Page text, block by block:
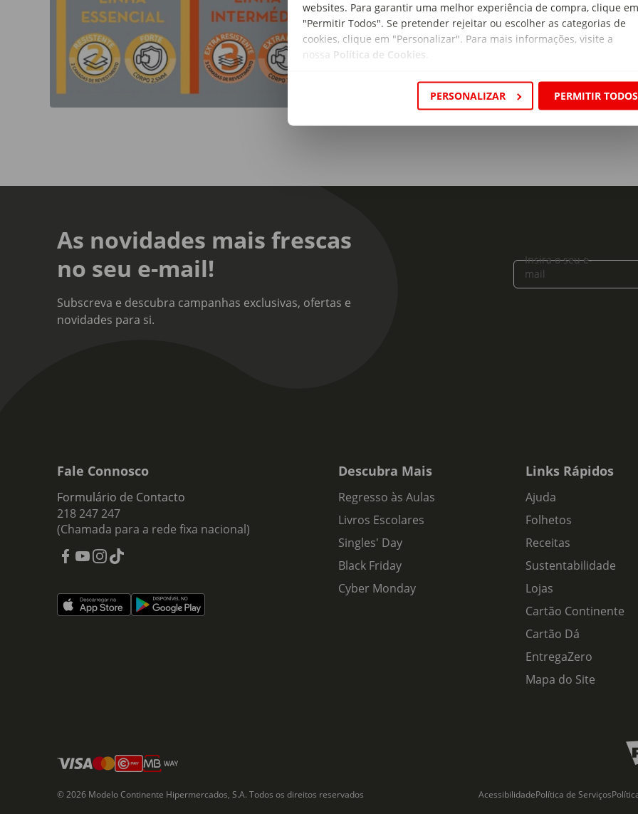
websites. Para garantir uma melhor experiência de compra, clique em
"Permitir Todos". Se pretender rejeitar ou escolher as categorias de
cookies, clique em "Personalizar". Para mais informações, visite a
nossa Política de Cookies
PERSONALIZAR PERMITIR TODOS
As novidades mais frescas
no seu e-mail!
Subscreva e descubra campanhas exclusivas, ofertas e
novidades para si.
Insira o seu e-
mail
Fale Connosco
Formulário de Contacto
218 247 247
(Chamada para a rede fixa nacional)
Descubra Mais
Regresso às Aulas
Livros Escolares
Singles' Day
Black Friday
Cyber Monday
Links Rápidos
Ajuda
Folhetos
Receitas
Sustentabilidade
Lojas
Cartão Continente
Cartão Dá
EntregaZero
Mapa do Site
© 2026 Modelo Continente Hipermercados, S.A. Todos os direitos reservados AcessibilidadePolítica de Serviços